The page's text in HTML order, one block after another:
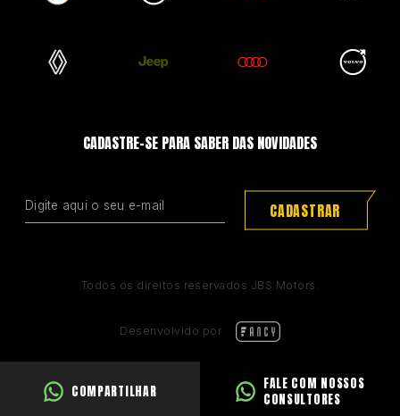
COMPARTILHAR
FALE COM NOSSOS
CONSULTORES
CADASTRE-SE PARA SABER DAS NOVIDADES
CADASTRAR
Todos os direitos reservados JBS Motors.
Desenvolvido por